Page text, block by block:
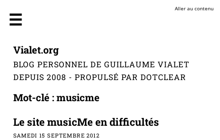
Aller au contenu
Vialet.org
BLOG PERSONNEL DE GUILLAUME VIALET
DEPUIS 2008 - PROPULSÉ PAR DOTCLEAR
Mot-clé : musicme
Le site musicMe en difficultés
SAMEDI 15 SEPTEMBRE 2012